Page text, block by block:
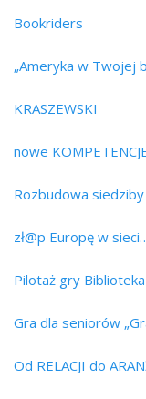
Bookriders
„Ameryka w Twojej
KRASZEWSKI
nowe
Rozbudowa
zł@p Europę w
Pilotaż gry
Gra dla seniorów
Od RELACJI do